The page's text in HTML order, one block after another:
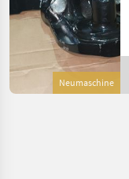
Neumaschine